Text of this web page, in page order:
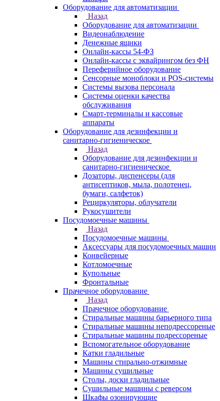
Оборудование для автоматизации
Назад
Оборудование для автоматизации
Видеонаблюдение
Денежные ящики
Онлайн-кассы 54-ФЗ
Онлайн-кассы с эквайрингом без ФН
Переферийное оборудование
Сенсорные моноблоки и POS-системы
Системы вызова персонала
Системы оценки качества
обслуживания
Смарт-терминалы и кассовые
аппараты
Оборудование для дезинфекции и
санитарно-гигиеническое
Назад
Оборудование для дезинфекции и
санитарно-гигиеническое
Дозаторы, диспенсеры (для
антисептиков, мыла, полотенец,
бумаги, салфеток)
Рециркуляторы, облучатели
Рукосушители
Посудомоечные машины
Назад
Посудомоечные машины
Аксессуары для посудомоечных машин
Конвейерные
Котломоечные
Купольные
Фронтальные
Прачечное оборудование
Назад
Прачечное оборудование
Cтиральные машины барьерного типа
Cтиральные машины неподрессореные
Cтиральные машины подрессореные
Вспомогательное оборудование
Катки гладильные
Машины стирально-отжимные
Машины сушильные
Столы, доски гладильные
Сушильные машины с реверсом
Шкафы озонирующие